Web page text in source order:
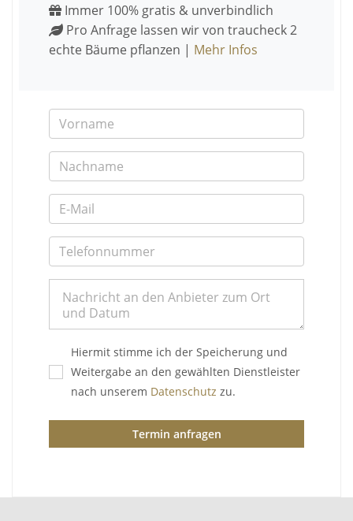
Immer 100% gratis & unverbindlich
Pro Anfrage lassen wir von traucheck 2
echte Bäume pflanzen | Mehr Infos
Hiermit stimme ich der Speicherung und
Weitergabe an den gewählten Dienstleister
nach unserem Datenschutz zu.
Termin anfragen